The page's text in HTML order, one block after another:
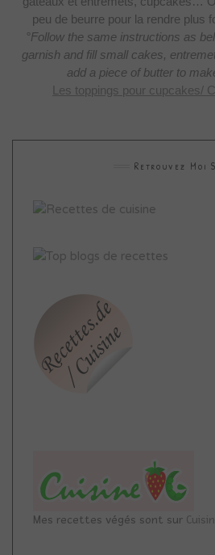
peu de beurre pour la rendre plus
°Follow the same instructions as
garnish and fill small cakes,
add a piece of butter to
Les toppings pour cupcakes/
Retrouvez Moi
Mes recettes végés sont sur